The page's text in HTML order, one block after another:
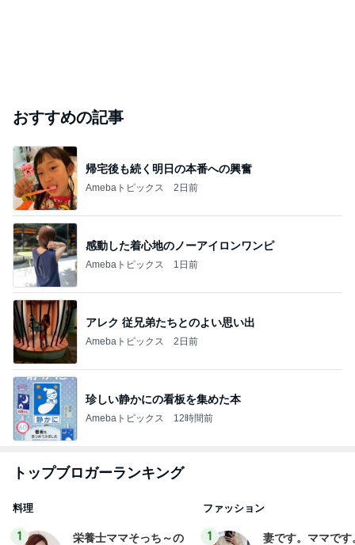
おすすめの記事
帰宅後も続く明日の本番への興奮
Amebaトピックス 2日前
感動した着心地のノーアイロンワンピ
Amebaトピックス 1日前
アレク 従兄弟たちとのよい思い出
Amebaトピックス 2日前
珍しい静かにの看板を集めた本
Amebaトピックス 12時間前
トップブロガーランキング
料理
1
栄養士ママそっち～の
ファッション
1
妻です。ママです